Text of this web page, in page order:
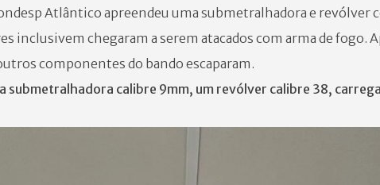
Atlântico apreendeu uma submetralhadora e revólver
inclusivem chegaram a serem atacados com arma de fogo.
componentes do bando escaparam.
submetralhadora calibre 9mm, um revólver calibre 38,